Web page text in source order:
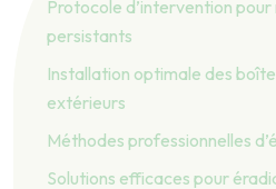
Protocole d’intervention
persistants
Installation optimale des
extérieurs
Méthodes professionnelles
Solutions efficaces pour